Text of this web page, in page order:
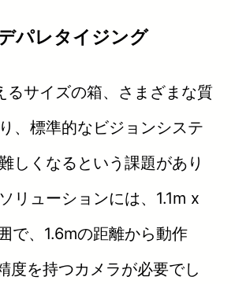
パレタイジング
サイズの箱、さまざまな質
、標準的なビジョンシステ
しくなるという課題があり
リューションには、1.1m x
で、1.6mの距離から動作
度を持つカメラが必要でし